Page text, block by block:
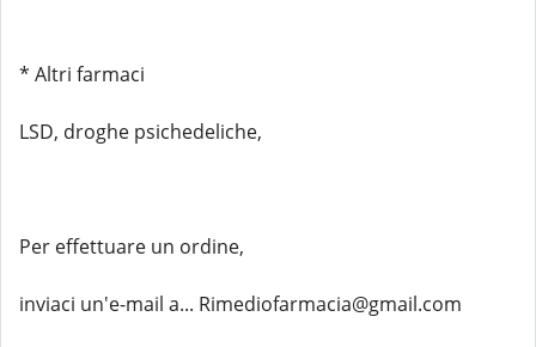
* Altri farmaci
LSD, droghe psichedeliche,
Per effettuare un ordine,
inviaci un'e-mail a... Rimediofarmacia@gmail.com